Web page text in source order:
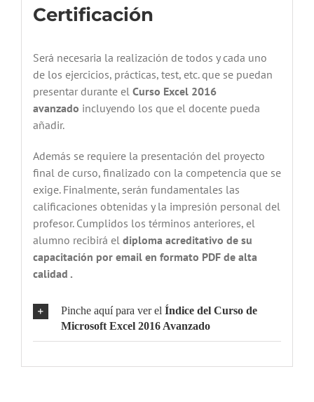
Certificación
Será necesaria la realización de todos y cada uno
de los ejercicios, prácticas, test, etc. que se puedan
presentar durante el Curso Excel 2016
avanzado incluyendo los que el docente pueda
añadir.
Además se requiere la presentación del proyecto
final de curso, finalizado con la competencia que se
exige. Finalmente, serán fundamentales las
calificaciones obtenidas y la impresión personal del
profesor. Cumplidos los términos anteriores, el
alumno recibirá el diploma acreditativo de su
capacitación por email en formato PDF de alta
calidad .
Pinche aquí para ver el Índice del Curso de
Microsoft Excel 2016 Avanzado